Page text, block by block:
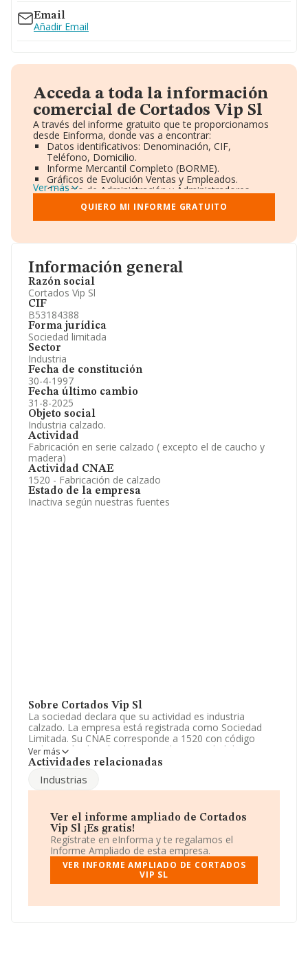
Información general
Razón social
Cortados Vip Sl
CIF
B53184388
Forma jurídica
Sociedad limitada
Sector
Industria
Fecha de constitución
30-4-1997
Fecha último cambio
31-8-2025
Objeto social
Industria calzado.
Actividad
Fabricación en serie calzado ( excepto el de caucho y
madera)
Actividad CNAE
1520 - Fabricación de calzado
Estado de la empresa
Inactiva según nuestras fuentes
Sobre Cortados Vip Sl
La sociedad declara que su actividad es industria
calzado. La empresa está registrada como Sociedad
Limitada. Su CNAE corresponde a 1520 con código
'Fabricación de calzado'. No realiza actividad de
importación y/o exportación.
La sociedadCortados Vip S.L
identificación fiscal B53184388, está situada en Partida
Elche, en Alicante, Comunidad Valenciana.
Con los datos a disposición de INFORMA sobre 7.685
empresas pertenecientes al sector, a nivel nacional la
facturación asciende a 2.567 millones de euros y se
calcula un promedio de facturación de 334 mil euros
entre todas las compañías. Con el fin de ampliar la
alcanza los 18 años desde la constitución. La media de
Ver más
Actividades relacionadas
Industrias
Ver el informe ampliado de Cortados
Vip Sl ¡Es gratis!
Regístrate en eInforma y te regalamos el
Informe Ampliado de esta empresa.
VER INFORME AMPLIADO DE CORTADOS
VIP SL
Email
Añadir Email
Acceda a toda la información
comercial de Cortados Vip Sl
A través del informe gratuito que te proporcionamos
desde Einforma, donde vas a encontrar:
Datos identificativos: Denominación, CIF,
Teléfono, Domicilio.
Informe Mercantil Completo (BORME).
Gráficos de Evolución Ventas y Empleados.
Consejo de Administración y Administradores.
Directivos y Ejecutivos.
Accionistas.
Participaciones y Vinculaciones en otras empresas.
Información oficial y registral complementaria.
Ver más
QUIERO MI INFORME GRATUITO